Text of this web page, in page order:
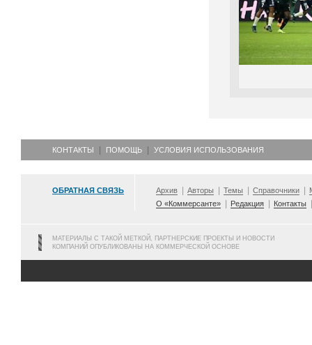
КОНТАКТЫ ПОМОЩЬ УСЛОВИЯ ИСПОЛЬЗОВАНИЯ
ОБРАТНАЯ СВЯЗЬ Архив Авторы Темы Справочники
О «Коммерсанте»
Редакция Контакты
МАТЕРИАЛЫ С ТАКОЙ МЕТКОЙ, ПАРТНЕРСКИЕ ПРОЕКТЫ И НОВОСТИ
КОМПАНИЙ ОПУБЛИКОВАНЫ НА КОММЕРЧЕСКОЙ ОСНОВЕ